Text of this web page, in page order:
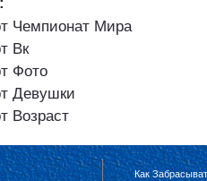
Чемпионат Мира
Вк
Фото
Девушки
Возраст
Как